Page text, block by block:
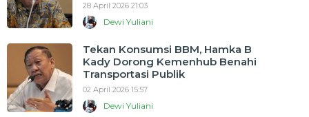
28 April 2026 21:03
Dewi Yuliani
Tekan Konsumsi BBM, Hamka B
Kady Dorong Kemenhub Benahi
Transportasi Publik
02 April 2026 15:57
Dewi Yuliani